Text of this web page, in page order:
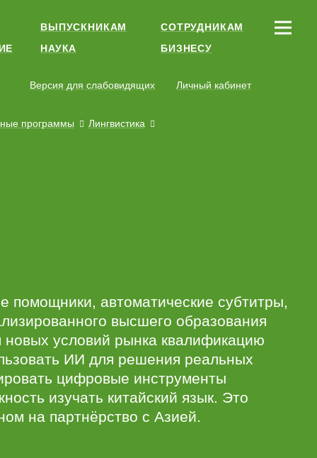
ВЫПУСКНИКАМ
СОТРУДНИКАМ
НАУКА БИЗНЕСУ
Версия для слабовидящих Личный кабинет
программы
Лингвистика
помощники, автоматические субтитры,
высшего образования
условий рынка квалификацию
ИИ для решения реальных
цифровые инструменты
изучать китайский язык. Это
на партнёрство с Азией.